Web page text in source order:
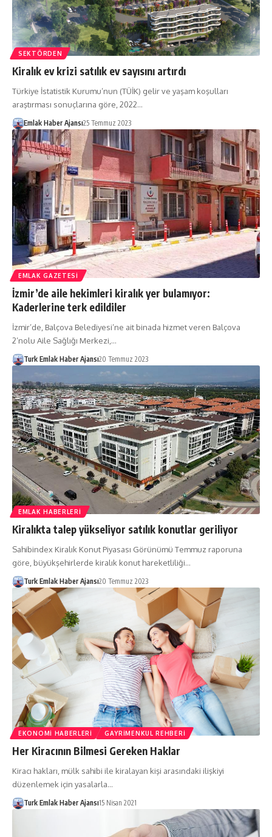
SEKTÖRDEN
Kiralık ev krizi satılık ev sayısını artırdı
Türkiye İstatistik Kurumu’nun (TÜİK) gelir ve yaşam koşulları
araştırması sonuçlarına göre, 2022…
Emlak Haber Ajansı25 Temmuz 2023
EMLAK GAZETESI
İzmir’de aile hekimleri kiralık yer bulamıyor:
Kaderlerine terk edildiler
İzmir’de, Balçova Belediyesi’ne ait binada hizmet veren Balçova
2’nolu Aile Sağlığı Merkezi,…
Turk Emlak Haber Ajansı20 Temmuz 2023
EMLAK HABERLERI
Kiralıkta talep yükseliyor satılık konutlar geriliyor
Sahibindex Kiralık Konut Piyasası Görünümü Temmuz raporuna
göre, büyükşehirlerde kiralık konut hareketliliği…
Turk Emlak Haber Ajansı20 Temmuz 2023
EKONOMI HABERLERI GAYRIMENKUL REHBERI
Her Kiracının Bilmesi Gereken Haklar
Kiracı hakları, mülk sahibi ile kiralayan kişi arasındaki ilişkiyi
düzenlemek için yasalarla…
Turk Emlak Haber Ajansı15 Nisan 2021